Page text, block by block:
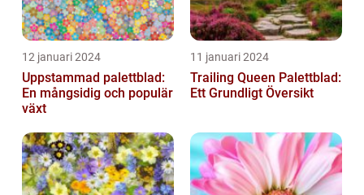
12 januari 2024
Uppstammad palettblad:
En mångsidig och populär
växt
11 januari 2024
Trailing Queen Palettblad:
Ett Grundligt Översikt